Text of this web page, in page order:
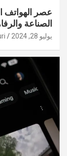
عصر الهواتف
الصناعة
يوليو 28, 2024